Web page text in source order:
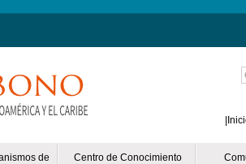
de Centro de Conocimiento